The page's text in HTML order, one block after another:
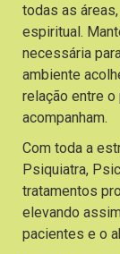
todas as
espiritual.
necessária
ambiente
relação entre
acompanham.
Com toda a
Psiquiatra,
tratamentos
elevando
pacientes e o